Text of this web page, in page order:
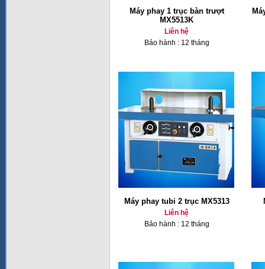
Máy phay 1 trục bàn trượt
MX5513K
Liên hệ
Bảo hành : 12 tháng
Máy phay tubi 2 trục MX5313
Liên hệ
Bảo hành : 12 tháng